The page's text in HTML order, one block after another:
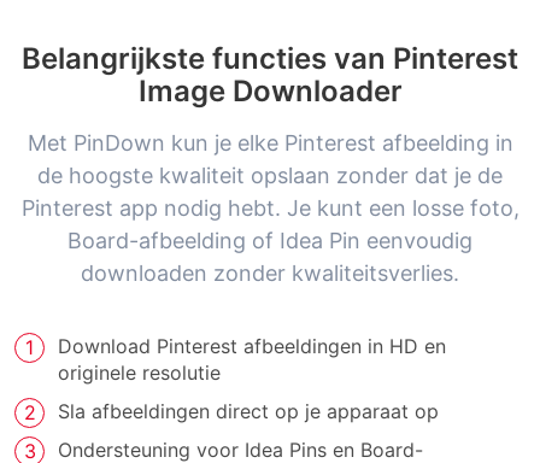
Belangrijkste functies van Pinterest
Image Downloader
Met PinDown kun je elke Pinterest afbeelding in
de hoogste kwaliteit opslaan zonder dat je de
Pinterest app nodig hebt. Je kunt een losse foto,
Board-afbeelding of Idea Pin eenvoudig
downloaden zonder kwaliteitsverlies.
Download Pinterest afbeeldingen in HD en
originele resolutie
Sla afbeeldingen direct op je apparaat op
Ondersteuning voor Idea Pins en Board-